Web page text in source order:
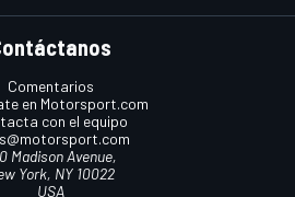
Comentarios
en Motorsport.com
con el equipo
Madison Avenue,
York, NY 10022
USA